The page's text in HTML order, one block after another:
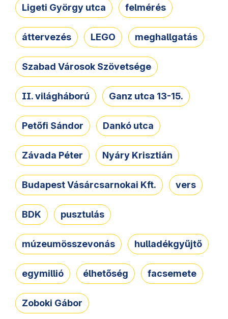
Ligeti György utca felmérés
áttervezés LEGO meghallgatás
Szabad Városok Szövetsége
II. világháború Ganz utca 13-15.
Petőfi Sándor Dankó utca
Závada Péter Nyáry Krisztián
Budapest Vásárcsarnokai Kft. vers
BDK pusztulás
múzeumösszevonás hulladékgyűjtő
egymillió élhetőség facsemete
Zoboki Gábor